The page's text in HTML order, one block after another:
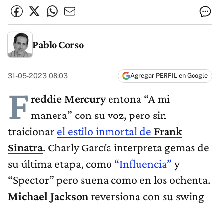
Pablo Corso
31-05-2023 08:03 Agregar PERFIL en Google
Freddie Mercuryentona “A mi
manera” con su voz, pero sin
traicionar el estilo inmortal de Frank
Sinatra. Charly García interpreta gemas de
su última etapa, como “Influencia” y
“Spector” pero suena como en los ochenta.
Michael Jacksonreversiona con su swing